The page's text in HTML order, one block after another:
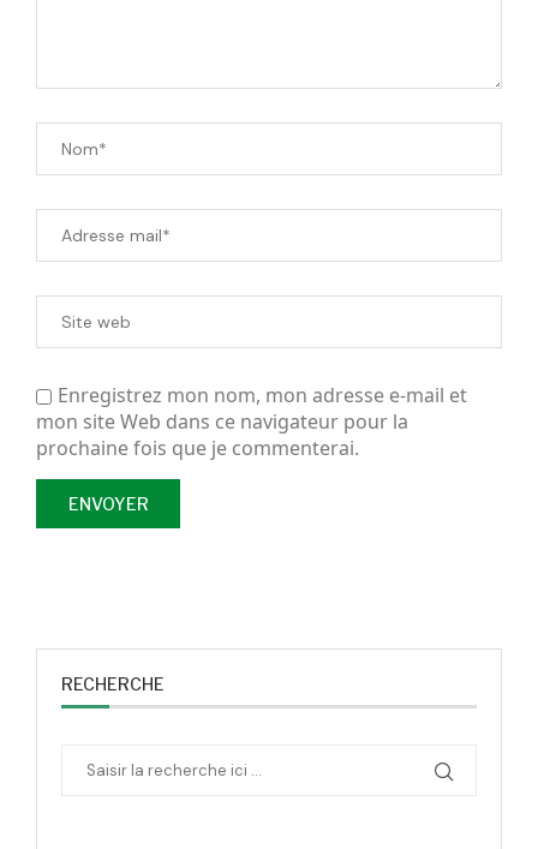
Enregistrez mon nom, mon adresse e-mail et
mon site Web dans ce navigateur pour la
prochaine fois que je commenterai.
RECHERCHE